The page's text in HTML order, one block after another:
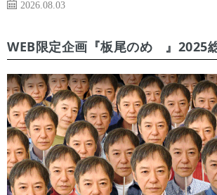
2026.08.03
WEB限定企画『板尾のめ゙』2025